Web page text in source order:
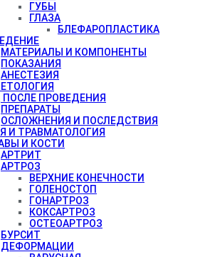
ГУБЫ
ГЛАЗА
БЛЕФАРОПЛАСТИКА
МАТЕРИАЛЫ И КОМПОНЕНТЫ
ПОКАЗАНИЯ
АНЕСТЕЗИЯ
ПРОВЕДЕНИЯ
ПРЕПАРАТЫ
ОСЛОЖНЕНИЯ И ПОСЛЕДСТВИЯ
И ТРАВМАТОЛОГИЯ
И КОСТИ
АРТРИТ
АРТРОЗ
ВЕРХНИЕ КОНЕЧНОСТИ
ГОЛЕНОСТОП
ГОНАРТРОЗ
КОКСАРТРОЗ
ОСТЕОАРТРОЗ
БУРСИТ
ДЕФОРМАЦИИ